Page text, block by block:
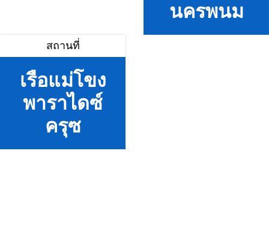
นครพนม
สถานที่
เรือแม่โขง
พาราไดซ์
ครุซ